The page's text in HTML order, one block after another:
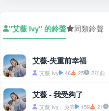
"艾薇 Ivy" 的鈴聲 同類鈴聲
艾薇-失重前幸福
艾薇 Ivy 46 25 2年前
艾薇 - 我受夠了
艾薇 Ivy、吳霏 159 21